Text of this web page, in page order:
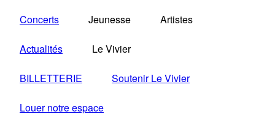
principal
Concerts Jeunesse Artistes
Actualités Le Vivier
BILLETTERIE Soutenir Le Vivier
Louer notre espace